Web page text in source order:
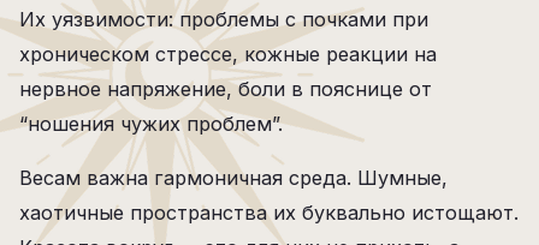
Их уязвимости: проблемы с почками при
хроническом стрессе, кожные реакции на
нервное напряжение, боли в пояснице от
“ношения чужих проблем”.
Весам важна гармоничная среда. Шумные,
хаотичные пространства их буквально истощают.